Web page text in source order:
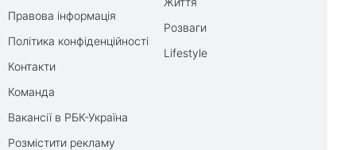
Правова інформація
Політика конфіденційності
Контакти
Команда
Вакансії в РБК-Україна
Розмістити рекламу
Розваги
Lifestyle